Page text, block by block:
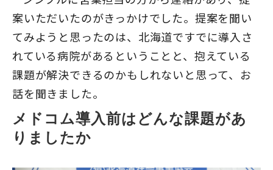
案いただいたのがきっかけでした。提案を聞い
てみようと思ったのは、北海道ですでに導入さ
れている病院があるということと、抱えている
課題が解決できるのかもしれないと思って、お
話を聞きました。
メドコム導入前はどんな課題があ
りましたか